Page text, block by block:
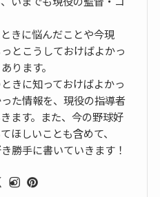
きに悩んだことや今現
とこうしておけばよかっ
ります。
きに知っておけばよかっ
た情報を、現役の指導者
ます。また、今の野球好
ほしいことも含めて、
勝手に書いていきます！